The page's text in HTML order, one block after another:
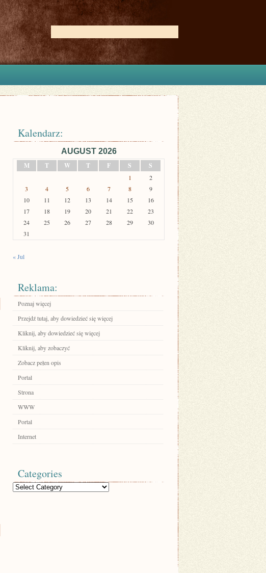
Kalendarz:
AUGUST 2026
M
T W T F S S
1
2
3
4 5 6 7 8
9
10
11 12 13 14 15
16
17
18 19 20 21 22
23
24
25 26 27 28 29
30
31
« Jul
Reklama:
Poznaj więcej
Przejdź tutaj, aby dowiedzieć się więcej
Kliknij, aby dowiedzieć się więcej
Kliknij, aby zobaczyć
Zobacz pełen opis
Portal
Strona
WWW
Portal
Internet
Categories
Categories